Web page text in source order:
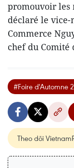
promouvoir les
déclaré le
Commerce
chef du Comité
#Foire d'Automne
Theo dõi